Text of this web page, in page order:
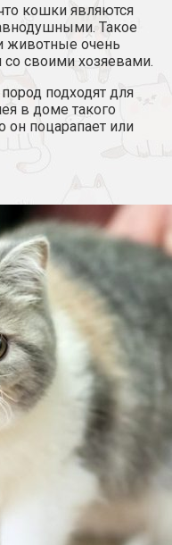
кошки являются
Такое
животные очень
своими хозяевами.
подходят для
в доме такого
он поцарапает или